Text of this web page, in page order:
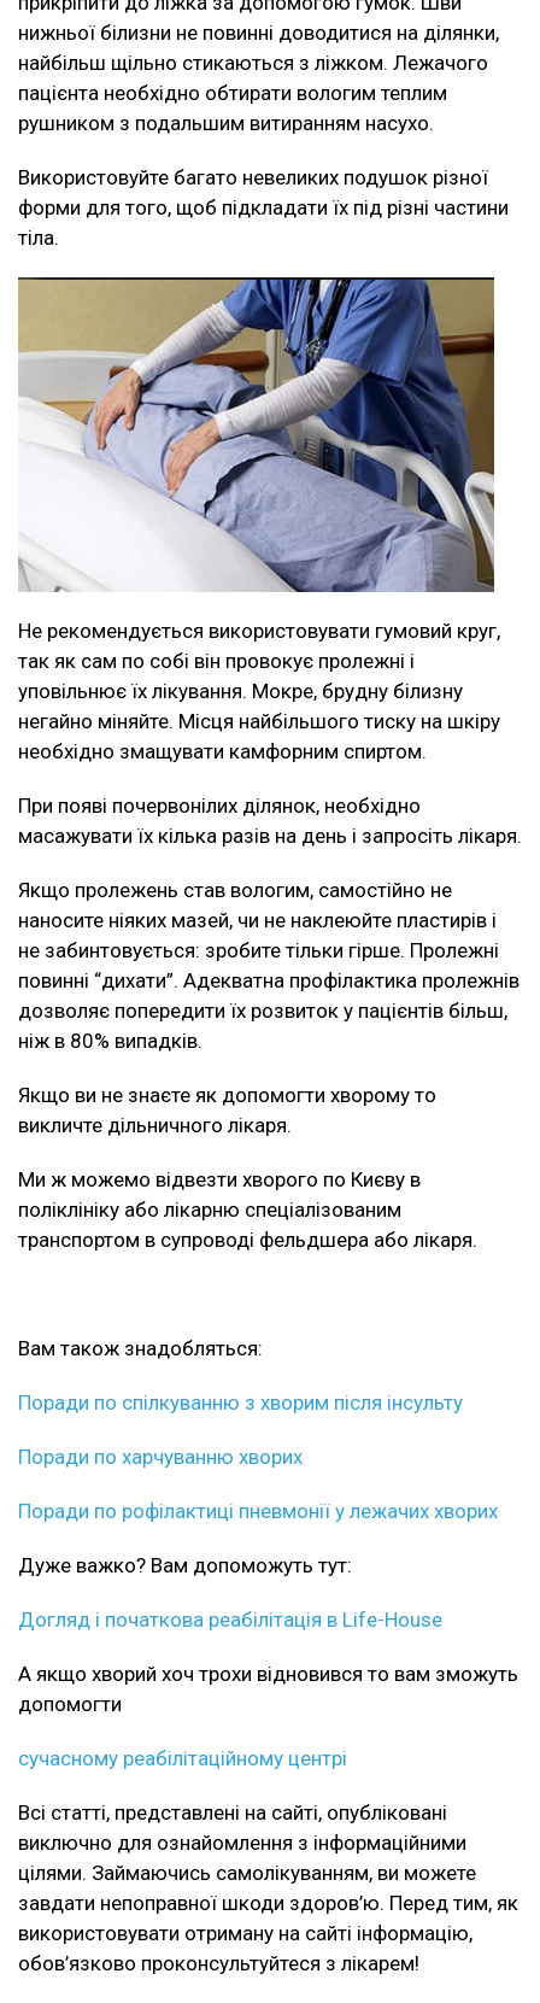
нижньої білизни не повинні доводитися на ділянки,
найбільш щільно стикаються з ліжком. Лежачого
пацієнта необхідно обтирати вологим теплим
рушником з подальшим витиранням насухо.
Використовуйте багато невеликих подушок різної
форми для того, щоб підкладати їх під різні частини
тіла.
Не рекомендується використовувати гумовий круг,
так як сам по собі він провокує пролежні і
уповільнює їх лікування. Мокре, брудну білизну
негайно міняйте. Місця найбільшого тиску на шкіру
необхідно змащувати камфорним спиртом.
При появі почервонілих ділянок, необхідно
масажувати їх кілька разів на день і запросіть лікаря.
Якщо пролежень став вологим, самостійно не
наносите ніяких мазей, чи не наклеюйте пластирів і
не забинтовується: зробите тільки гірше. Пролежні
повинні “дихати”. Адекватна профілактика пролежнів
дозволяє попередити їх розвиток у пацієнтів більш,
ніж в 80% випадків.
Якщо ви не знаєте як допомогти хворому то
викличте дільничного лікаря.
Ми ж можемо відвезти хворого по Києву в
поліклініку або лікарню спеціалізованим
транспортом в супроводі фельдшера або лікаря.
Вам також знадобляться:
Поради по спілкуванню з хворим після інсульту
Поради по харчуванню хворих
Поради по рофілактиці пневмонії у лежачих хворих
Дуже важко? Вам допоможуть тут:
Догляд і початкова реабілітація в Life-House
А якщо хворий хоч трохи відновився то вам зможуть
допомогти
сучасному реабілітаційному центрі
Всі статті, представлені на сайті, опубліковані
виключно для ознайомлення з інформаційними
цілями. Займаючись самолікуванням, ви можете
завдати непоправної шкоди здоров’ю. Перед тим, як
використовувати отриману на сайті інформацію,
обов’язково проконсультуйтеся з лікарем!